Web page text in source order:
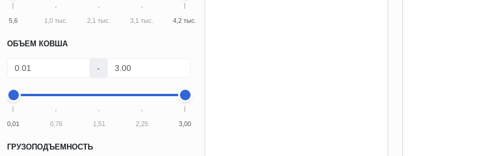
5,6 1,0 тыс. 2,1 тыс. 3,1 тыс. 4,2 тыс.
ОБЪЕМ КОВША
-
0,01 0,76 1,51 2,25 3,00
ГРУЗОПОДЪЕМНОСТЬ